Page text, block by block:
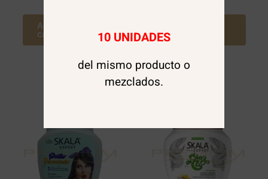
Agregar al
carrito carrito
10 UNIDADES
del mismo producto o
mezclados.